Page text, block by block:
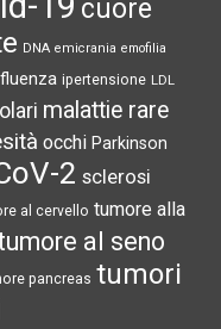
cuore
DNA emicrania emofilia
ipertensione LDL
malattie rare
occhi Parkinson
2 sclerosi
al cervello tumore alla
al seno
pancreas tumori